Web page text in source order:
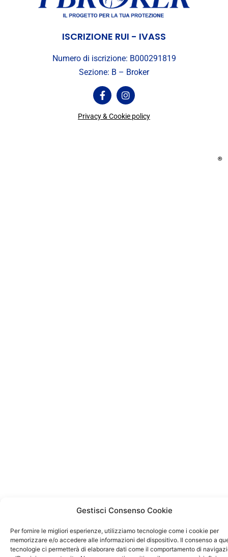
Gestisci Consenso Cookie
Per fornire le migliori esperienze, utilizziamo tecnologie come i cookie per
memorizzare e/o accedere alle informazioni del dispositivo. Il consenso a
tecnologie ci permetterà di elaborare dati come il comportamento di
ISCRIZIONE RUI - IVASS
Numero di iscrizione: B000291819
Sezione: B – Broker
Privacy & Cookie policy